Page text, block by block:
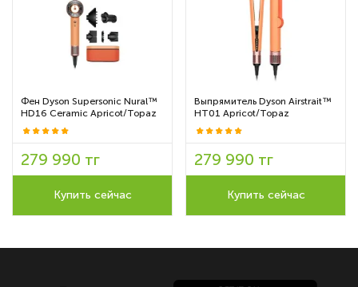
Фен Dyson Supersonic Nural™
HD16 Ceramic Apricot/Topaz
279 990 тг
Купить сейчас
Выпрямитель Dyson Airstrait™
HT01 Apricot/Topaz
279 990 тг
Купить сейчас